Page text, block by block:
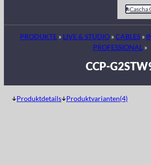
Cascha
PRODUKTE » LIVE & STUDIO »CABLES »
PROFESSIONAL »
CCP-
Produktdetails Produktvarianten(4)